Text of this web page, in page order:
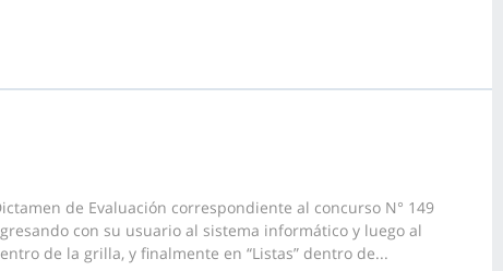
de Evaluación correspondiente al concurso N° 149
con su usuario al sistema informático y luego al
de la grilla, y finalmente en “Listas” dentro de...